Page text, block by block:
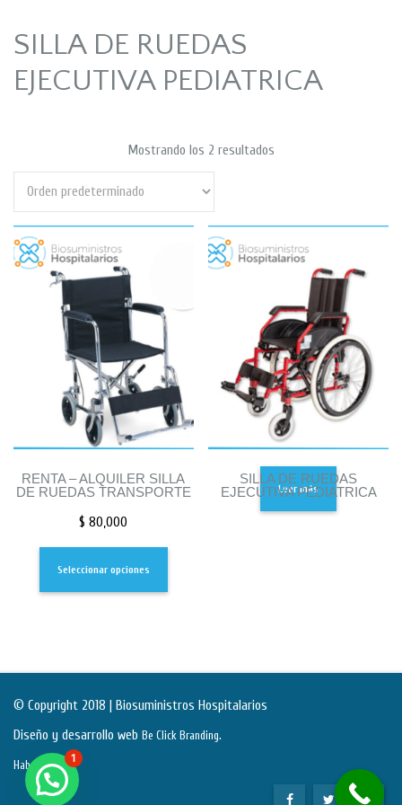
SILLA DE RUEDAS
EJECUTIVA PEDIATRICA
Mostrando los 2 resultados
RENTA – ALQUILER SILLA
DE RUEDAS TRANSPORTE
$ 80,000
Seleccionar opciones
SILLA DE RUEDAS
EJECUTIVA PEDIATRICA
Leer más
© Copyright 2018 | Biosuministros Hospitalarios
Diseño y desarrollo web Be Click Branding.
Habeas Data
1